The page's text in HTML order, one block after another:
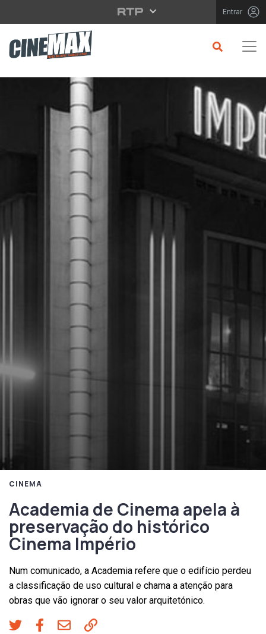
Saltar para o conteúdo principal Entrar
CINEMA
Academia de Cinema apela à
preservação do histórico
Cinema Império
Num comunicado, a Academia refere que o edifício perdeu
a classificação de uso cultural e chama a atenção para
obras que vão ignorar o seu valor arquitetónico.